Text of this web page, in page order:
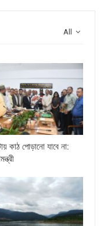
All
কাঠ পোড়ানো যাবে না: